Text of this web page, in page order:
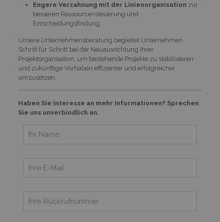
Engere Verzahnung mit der Linienorganisation zur
besseren Ressourcensteuerung und
Entscheidungsfindung.
Unsere Unternehmensberatung begleitet Unternehmen
Schritt für Schritt bei der Neuausrichtung ihrer
Projektorganisation, um bestehende Projekte zu stabilisieren
und zukünftige Vorhaben effizienter und erfolgreicher
umzusetzen.
Haben Sie Interesse an mehr Informationen? Sprechen
Sie uns unverbindlich an.